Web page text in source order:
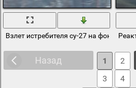
Взлет истребителя су-27 на фоне
Назад 1
2
3
4